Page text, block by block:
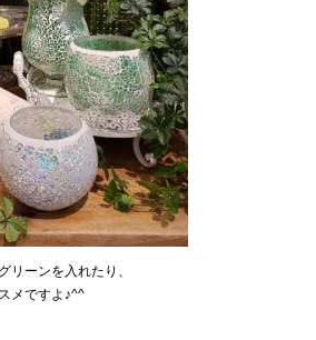
リーンを入れたり、
メですよ♪^^